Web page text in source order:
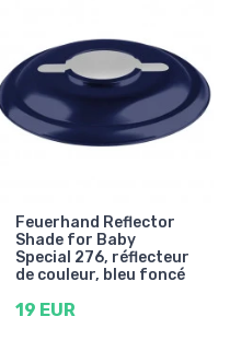
Feuerhand Reflector
Shade for Baby
Special 276, réflecteur
de couleur, bleu foncé
19 EUR